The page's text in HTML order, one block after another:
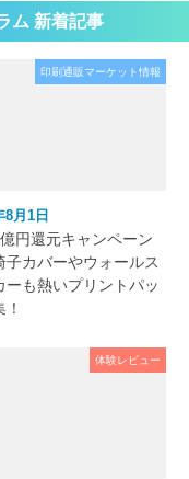
ム 新着記事
印刷通販マーケット情報
8月1日
円還元キャンペーン
子カバーやウォールス
ーも熱いプリントパッ
体験レビュー